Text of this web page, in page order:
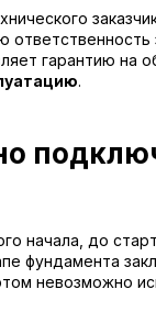
ответственность
гарантию на
.
начала, до
фундамента
невозможно